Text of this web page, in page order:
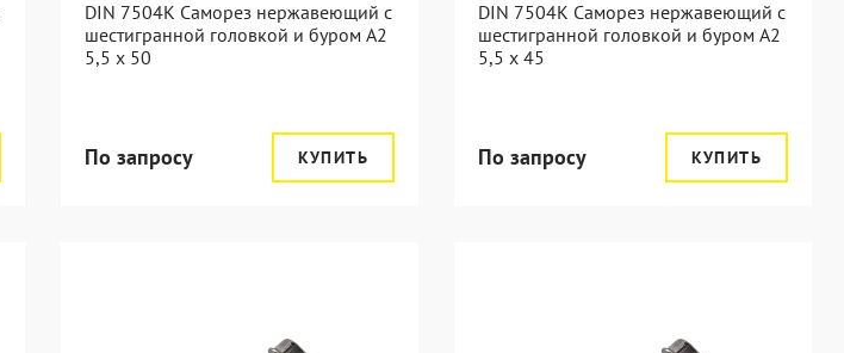
DIN 7504K Саморез нержавеющий с
шестигранной головкой и буром A2
5,5 x 50
По запросу КУПИТЬ
DIN 7504K Саморез нержавеющий с
шестигранной головкой и буром A2
5,5 x 45
По запросу КУПИТЬ